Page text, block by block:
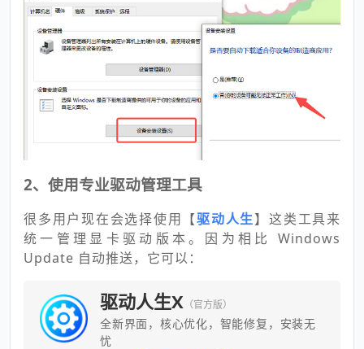
2、使用专业驱动管理工具
很多用户现在会选择使用【驱动人生】这类工具来
统一管理显卡驱动版本。因为相比 Windows
Update 自动推送，它可以：
驱动人生X （官方版）
全新界面，核心优化，智能修复，安装无
忧